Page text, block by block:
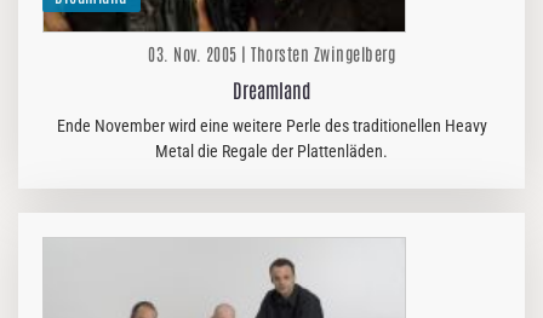
03. Nov. 2005 | Thorsten Zwingelberg
Dreamland
Ende November wird eine weitere Perle des traditionellen Heavy
Metal die Regale der Plattenläden.